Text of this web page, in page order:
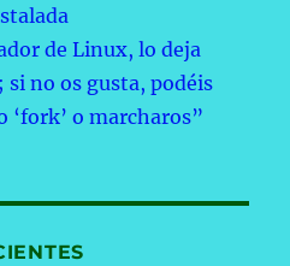
de Linux, lo deja
no os gusta, podéis
‘fork’ o marcharos”